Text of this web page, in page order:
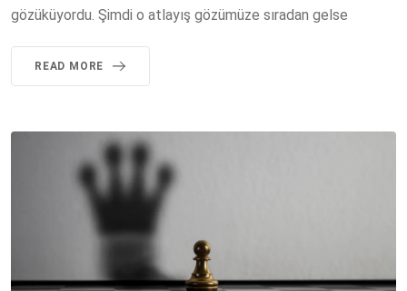
gözüküyordu. Şimdi o atlayış gözümüze sıradan gelse
READ MORE